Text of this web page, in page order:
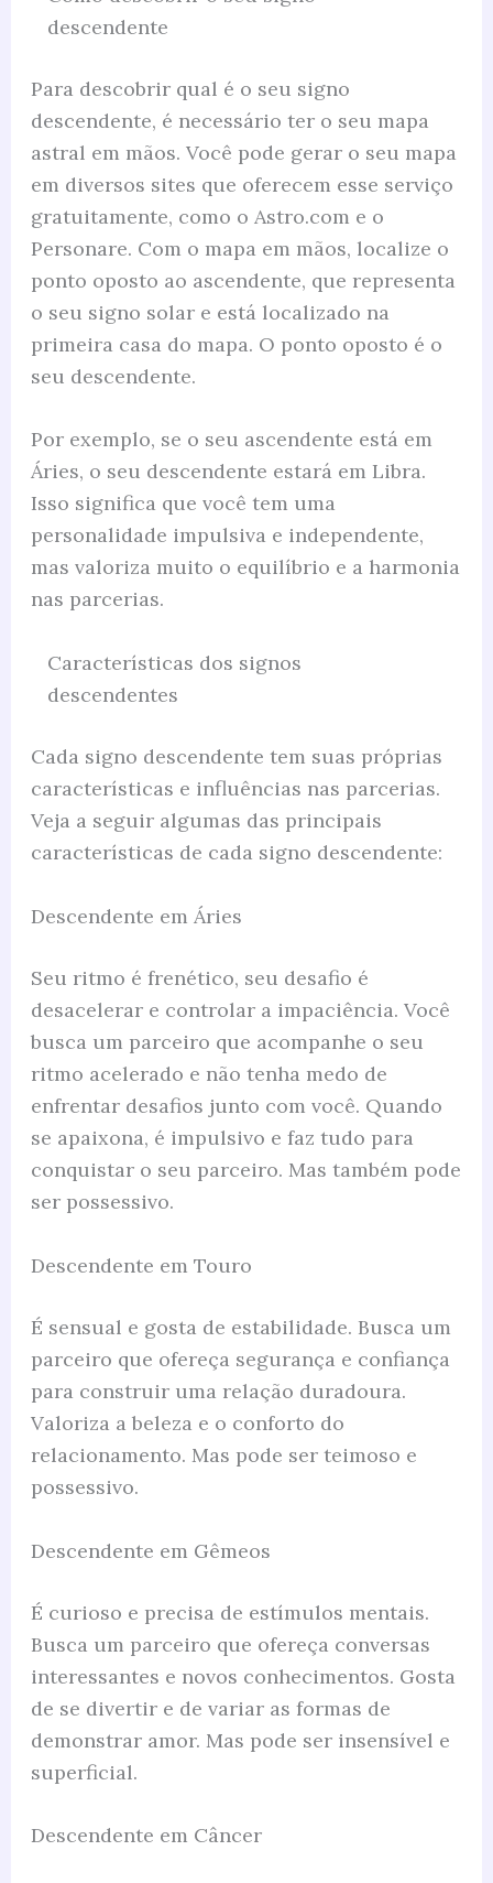
descendente
Para descobrir qual é o seu signo
descendente, é necessário ter o seu mapa
astral em mãos. Você pode gerar o seu mapa
em diversos sites que oferecem esse serviço
gratuitamente, como o Astro.com e o
Personare. Com o mapa em mãos, localize o
ponto oposto ao ascendente, que representa
o seu signo solar e está localizado na
primeira casa do mapa. O ponto oposto é o
seu descendente.
Por exemplo, se o seu ascendente está em
Áries, o seu descendente estará em Libra.
Isso significa que você tem uma
personalidade impulsiva e independente,
mas valoriza muito o equilíbrio e a harmonia
nas parcerias.
Características dos signos
descendentes
Cada signo descendente tem suas próprias
características e influências nas parcerias.
Veja a seguir algumas das principais
características de cada signo descendente:
Descendente em Áries
Seu ritmo é frenético, seu desafio é
desacelerar e controlar a impaciência. Você
busca um parceiro que acompanhe o seu
ritmo acelerado e não tenha medo de
enfrentar desafios junto com você. Quando
se apaixona, é impulsivo e faz tudo para
conquistar o seu parceiro. Mas também pode
ser possessivo.
Descendente em Touro
É sensual e gosta de estabilidade. Busca um
parceiro que ofereça segurança e confiança
para construir uma relação duradoura.
Valoriza a beleza e o conforto do
relacionamento. Mas pode ser teimoso e
possessivo.
Descendente em Gêmeos
É curioso e precisa de estímulos mentais.
Busca um parceiro que ofereça conversas
interessantes e novos conhecimentos. Gosta
de se divertir e de variar as formas de
demonstrar amor. Mas pode ser insensível e
superficial.
Descendente em Câncer